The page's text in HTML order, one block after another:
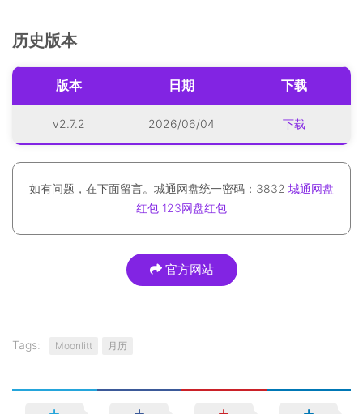
历史版本
版本 日期 下载
v2.7.2 2026/06/04 下载
如有问题，在下面留言。城通网盘统一密码：3832 城通网盘
红包 123网盘红包
官方网站
Tags: Moonlitt 月历